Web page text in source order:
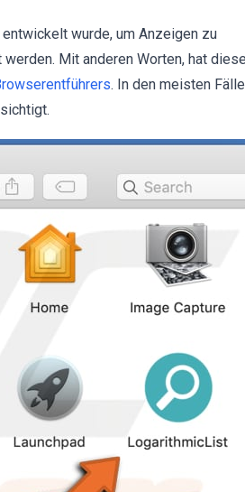
wurde, um Anzeigen zu
Mit anderen Worten, hat diese
. In den meisten